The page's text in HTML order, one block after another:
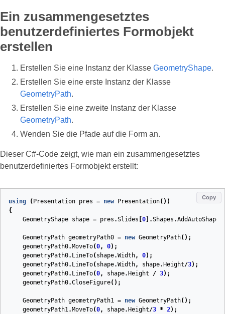
Ein zusammengesetztes
benutzerdefiniertes Formobjekt
erstellen
Erstellen Sie eine Instanz der Klasse GeometryShape.
Erstellen Sie eine erste Instanz der Klasse
GeometryPath.
Erstellen Sie eine zweite Instanz der Klasse
GeometryPath.
Wenden Sie die Pfade auf die Form an.
Dieser C#‑Code zeigt, wie man ein zusammengesetztes
benutzerdefiniertes Formobjekt erstellt:
Copy
using ( Presentation pres = new Presentation())
{
GeometryShape shape = pres .Slides 0 ].Shapes .AddAutoShape
GeometryPath geometryPath0 = new GeometryPath();
geometryPath0. MoveTo(0, 0);
geometryPath0. LineTo( shape.Width, 0);
geometryPath0. LineTo( shape.Width, shape. Height/3);
geometryPath0. LineTo(0, shape. Height / 3);
geometryPath0.CloseFigure();
GeometryPath geometryPath1 = new GeometryPath();
geometryPath1. MoveTo(0, shape. Height/3 * 2);